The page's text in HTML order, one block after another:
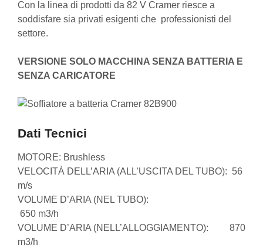
Con la linea di prodotti da 82 V Cramer riesce a
soddisfare sia privati esigenti che professionisti del
settore.
VERSIONE SOLO MACCHINA SENZA BATTERIA E
SENZA CARICATORE
Dati Tecnici
MOTORE: Brushless
VELOCITÀ DELL’ARIA (ALL’USCITA DEL TUBO): 56
m/s
VOLUME D’ARIA (NEL TUBO):
650 m3/h
VOLUME D’ARIA (NELL’ALLOGGIAMENTO): 870
m3/h